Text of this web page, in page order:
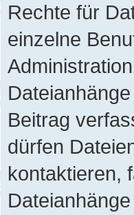
Rechte für
einzelne
Beitrag
dürfen
kontaktieren,